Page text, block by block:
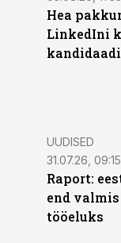
Hea
LinkedIni
UUDISED
31.07.26, 09:15
Raport:
end
tööeluks